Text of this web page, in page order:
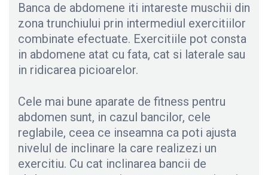
Banca de abdomene iti intareste muschii din
zona trunchiului prin intermediul exercitiilor
combinate efectuate. Exercitiile pot consta
in abdomene atat cu fata, cat si laterale sau
in ridicarea picioarelor.
Cele mai bune aparate de fitness pentru
abdomen sunt, in cazul bancilor, cele
reglabile, ceea ce inseamna ca poti ajusta
nivelul de inclinare la care realizezi un
exercitiu. Cu cat inclinarea bancii de